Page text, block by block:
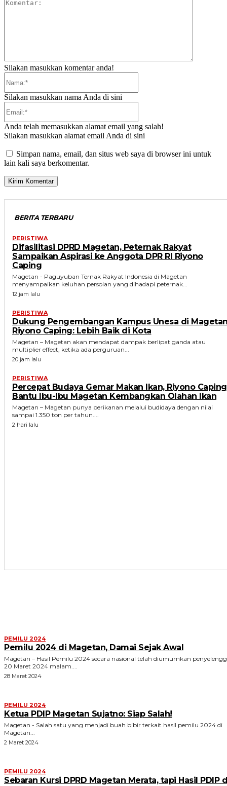
Silakan masukkan komentar anda!
Silakan masukkan nama Anda di sini
Anda telah memasukkan alamat email yang salah!
Silakan masukkan alamat email Anda di sini
Simpan nama, email, dan situs web saya di browser ini untuk
lain kali saya berkomentar.
BERITA TERBARU
PERISTIWA
Difasilitasi DPRD Magetan, Peternak Rakyat
Sampaikan Aspirasi ke Anggota DPR RI Riyono
Caping
Magetan - Paguyuban Ternak Rakyat Indonesia di Magetan
menyampaikan keluhan persolan yang dihadapi peternak...
12 jam lalu
PERISTIWA
Dukung Pengembangan Kampus Unesa di
Riyono Caping: Lebih Baik di Kota
Magetan – Magetan akan mendapat dampak berlipat ganda atau
multiplier effect, ketika ada perguruan...
20 jam lalu
PERISTIWA
Percepat Budaya Gemar Makan Ikan, Riyono Caping
Bantu Ibu-Ibu Magetan Kembangkan Olahan Ikan
Magetan – Magetan punya perikanan melalui budidaya dengan nilai
sampai 1.350 ton per tahun....
2 hari lalu
PEMILU 2024
Pemilu 2024 di Magetan, Damai Sejak Awal
Magetan – Hasil Pemilu 2024 secara nasional telah diumumkan
20 Maret 2024 malam....
28 Maret 2024
PEMILU 2024
Ketua PDIP Magetan Sujatno: Siap Salah!
Magetan - Salah satu yang menjadi buah bibir terkait hasil pemilu 2024 di
Magetan...
2 Maret 2024
PEMILU 2024
Sebaran Kursi DPRD Magetan Merata, tapi Hasil PDIP